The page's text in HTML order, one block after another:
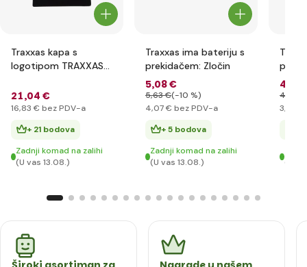
Traxxas kapa s
logotipom TRAXXAS
21,04 €
16,83 € bez PDV-a
+ 21 bodova
Zadnji komad na zalihi
(U vas 13.08.)
Traxxas ima bateriju s
prekidačem: Zločin
5,08 €
5,63 €(-10 %)
4,07 € bez PDV-a
+ 5 bodova
Zadnji komad na zalihi
(U vas 13.08.)
4
4
3,33 €
(U